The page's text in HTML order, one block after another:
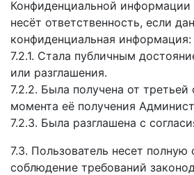
Конфиденциальной
несёт ответственность, если
конфиденциальная информация:
7.2.1. Стала публичным
или разглашения.
7.2.2. Была получена от
момента её получения
7.2.3. Была разглашена с
7.3. Пользователь несет полную
соблюдение требований